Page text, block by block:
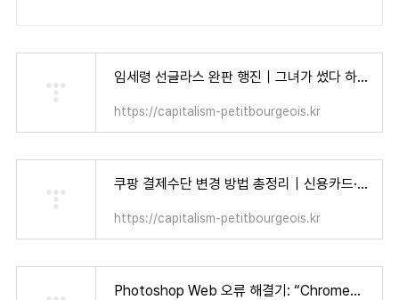
임세령 선글라스 완판 행진｜그녀가 썼다 하면 품절! 인기템 리스트 총정리 - 자본주의 소시민
https://capitalism-petitbourgeois.kr
쿠팡 결제수단 변경 방법 총정리｜신용카드·카카오페이·계좌이체까지 한 번에 설정! - 자본주의 소시민
https://capitalism-petitbourgeois.kr
Photoshop Web 오류 해결기: “Chrome에서는 사용 가능한 디스크 용량이 제한됩니다” 눈물겨운 사투 (+ 어도비 12개월 무료 혜택!) - 자본주의 소시민